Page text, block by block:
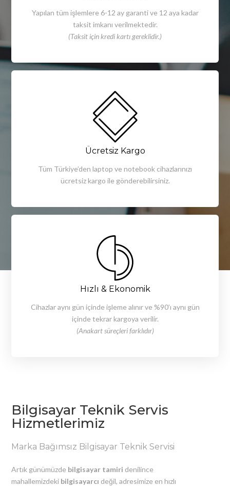
Yapılan tüm işlemlere 6-12 ay garanti ve 12 aya kadar
taksit imkanı verilmektedir.
(Taksit için kredi kartı gereklidir.)
Ücretsiz Kargo
Tüm Türkiye’den laptop ve notebook cihazlarınızı
ücretsiz kargo ile gönderebilirsiniz.
Hızlı & Ekonomik
Cihazlar aynı gün içinde işleme alınır ve %90’ı aynı gün
içinde tekrar kargoya verilir.
(Anakart süreçleri farklıdır)
Bilgisayar Teknik Servis
Hizmetlerimiz
Marka Bağımsız Bilgisayar Teknik Servisi
Artık günümüzde bilgisayar tamiri denilince
mahallemizdeki bilgisayarcı değil, adresimize en hızlı